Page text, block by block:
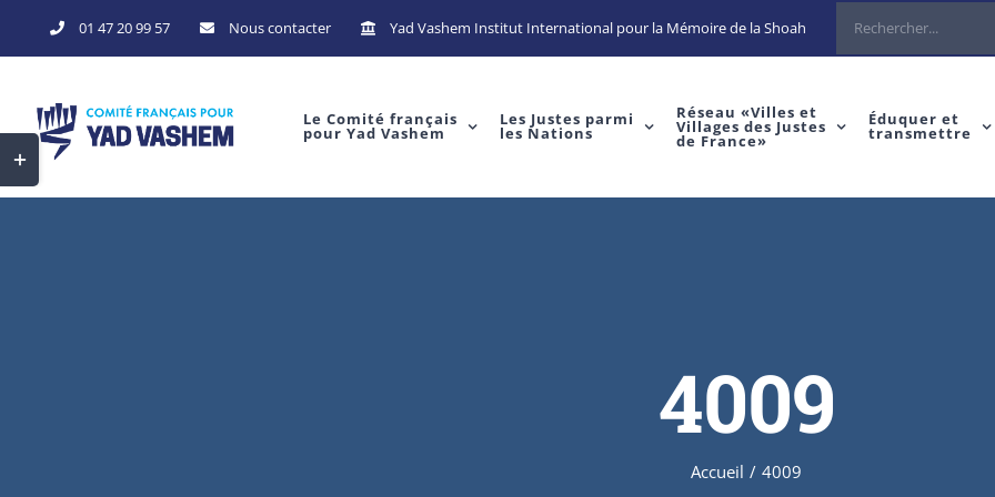
to
01 47 20 99 57 Nous contacter Yad Vashem Institut International pour la Mémoire de la Shoah Rechercher
Le Comité français
pour Yad Vashem
Les Justes parmi
les Nations
Réseau «Villes et
Villages des Justes
de France»
Éduquer et
transmettre
4009
Accueil / 4009
Toggle
Sliding